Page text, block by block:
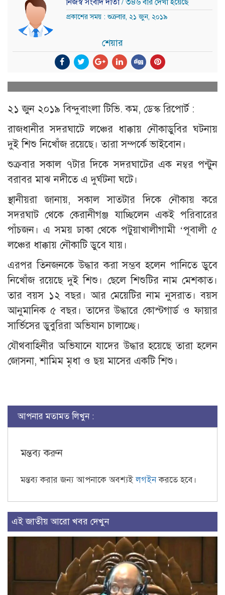
নিজস্ব সংবাদ দাতা/ ৩৪৬ বার দেখা হয়েছে
প্রকাশের সময় : শুক্রবার, ২১ জুন, ২০১৯
শেয়ার
২১ জুন ২০১৯ বিন্দুবাংলা টিভি. কম, ডেস্ক রিপোর্ট :
রাজধানীর সদরঘাটে লঞ্চের ধাক্কায় নৌকাডুবির ঘটনায়
দুই শিশু নিখোঁজ রয়েছে। তারা সম্পর্কে ভাইবোন।
শুক্রবার সকাল ৭টার দিকে সদরঘাটের এক নম্বর পন্টুন
বরাবর মাঝ নদীতে এ দুর্ঘটনা ঘটে।
স্থানীয়রা জানায়, সকাল সাতটার দিকে নৌকায় করে
সদরঘাট থেকে কেরানীগঞ্জ যাচ্ছিলেন একই পরিবারের
পাঁচজন। এ সময় ঢাকা থেকে পটুয়াখালীগামী ‘পূবালী ৫
লঞ্চের ধাক্কায় নৌকাটি ডুবে যায়।
এরপর তিনজনকে উদ্ধার করা সম্ভব হলেন পানিতে ডুবে
নিখোঁজ রয়েছে দুই শিশু। ছেলে শিশুটির নাম মেশকাত।
তার বয়স ১২ বছর। আর মেয়েটির নাম নুসরাত। বয়স
আনুমানিক ৫ বছর। তাদের উদ্ধারে কোস্টগার্ড ও ফায়ার
সার্ভিসের ডুবুরিরা অভিযান চালাচ্ছে।
যৌথবাহিনীর অভিযানে যাদের উদ্ধার হয়েছে তারা হলেন
জোসনা, শামিম মৃধা ও ছয় মাসের একটি শিশু।
আপনার মতামত লিখুন :
মন্তব্য করুন
মন্তব্য করার জন্য আপনাকে অবশ্যইলগইনকরতে হবে।
এই জাতীয় আরো খবর দেখুন